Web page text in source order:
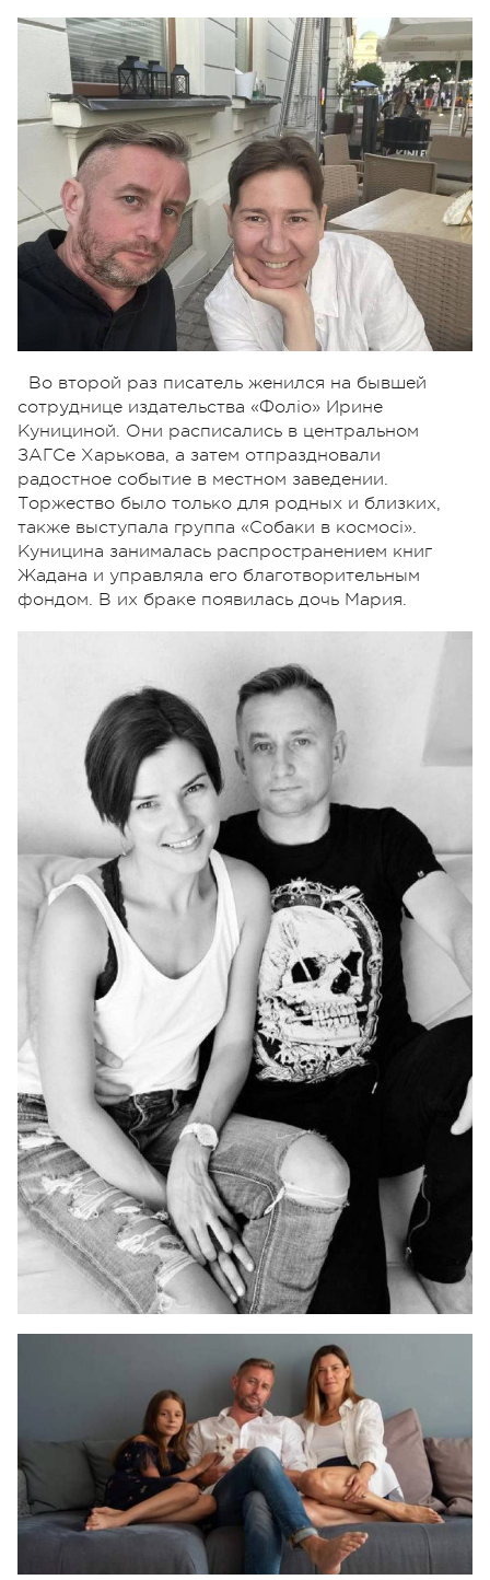
Во второй раз писатель женился на бывшей
сотруднице издательства «Фоліо» Ирине
Кунициной. Они расписались в центральном
ЗАГСе Харькова, а затем отпраздновали
радостное событие в местном заведении.
Торжество было только для родных и близких,
также выступала группа «Собаки в космосі».
Куницина занималась распространением книг
Жадана и управляла его благотворительным
фондом. В их браке появилась дочь Мария.